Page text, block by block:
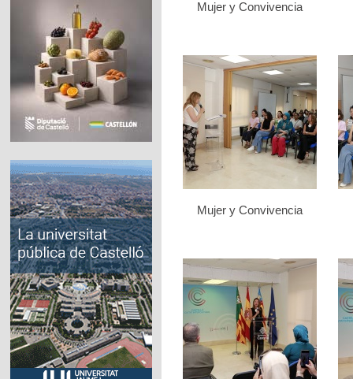
Mujer y Convivencia
Mujer y Convivencia